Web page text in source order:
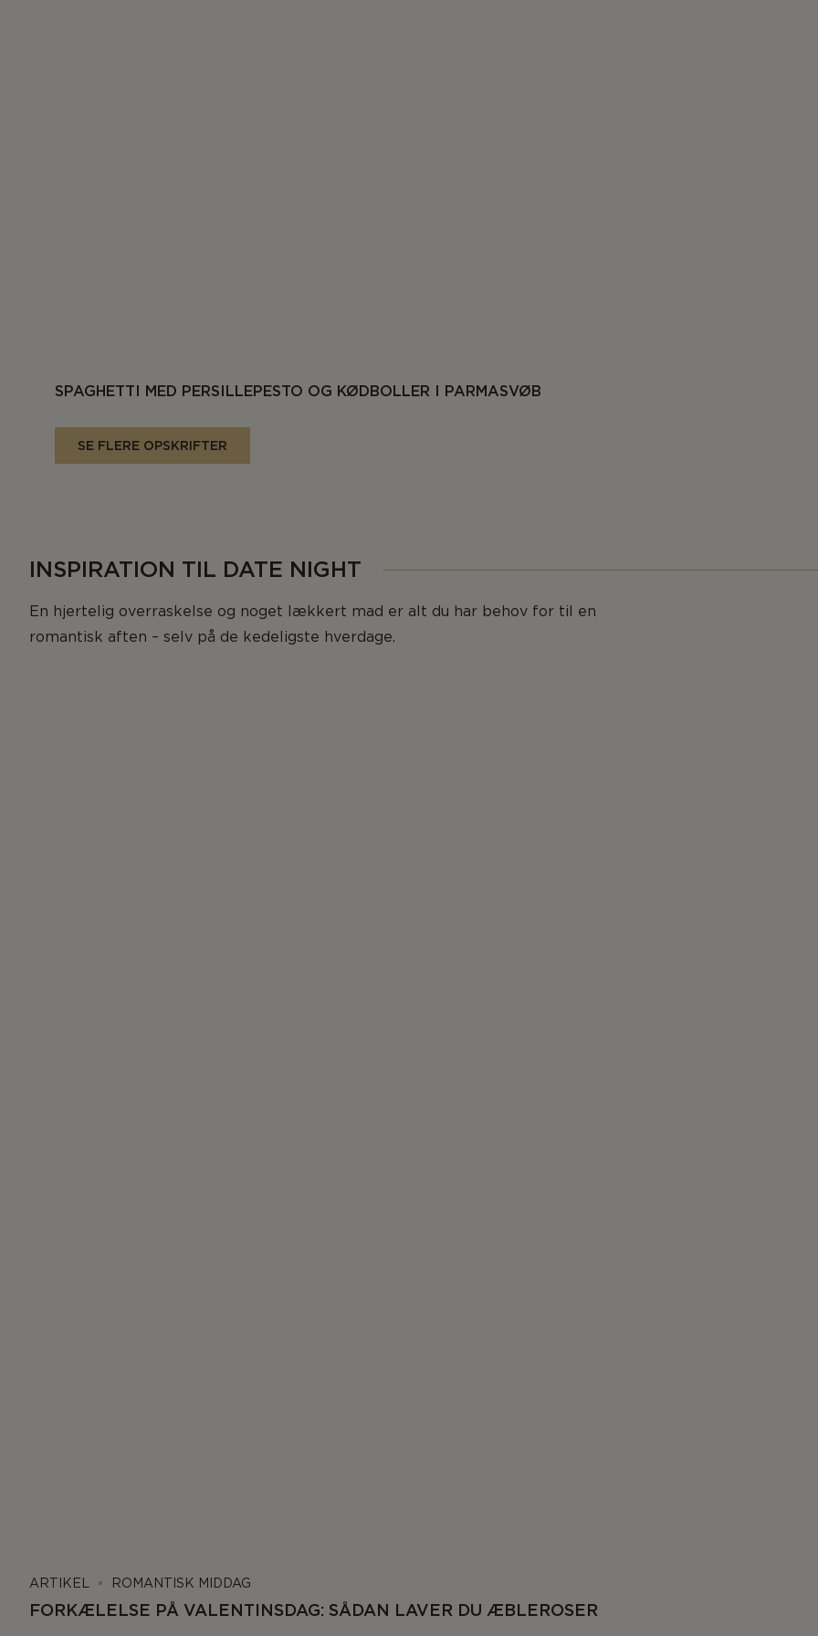
SPAGHETTI MED PERSILLEPESTO OG KØDBOLLER I PARMASVØB
SE FLERE OPSKRIFTER
INSPIRATION TIL DATE NIGHT
En hjertelig overraskelse og noget lækkert mad er alt du har behov for til en
romantisk aften – selv på de kedeligste hverdage.
ARTIKEL ROMANTISK MIDDAG
FORKÆLELSE PÅ VALENTINSDAG: SÅDAN LAVER DU ÆBLEROSER